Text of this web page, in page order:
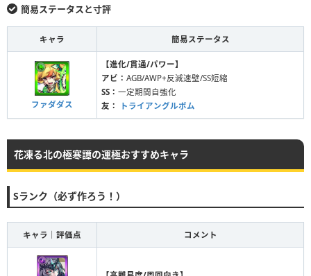
簡易ステータスと寸評
キャラ 簡易ステータス
ファダダス
【進化/貫通/パワー】
アビ： AGB/AWP+反減速壁/SS短縮
SS： 一定期間自強化
友：
トライアングルボム
花凍る北の極寒譚の運極おすすめキャラ
Sランク（必ず作ろう！）
キャラ｜評価点 コメント